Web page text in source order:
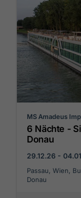
MS Amadeus
6 Nächte -
Donau
29.12.26 -
Passau, Wien,
Donau